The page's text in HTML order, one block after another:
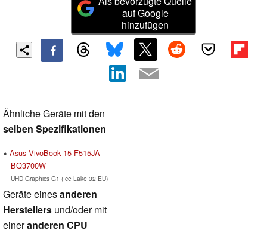
auf Google
hinzufügen
Ähnliche Geräte mit den
selben Spezifikationen
Asus VivoBook 15 F515JA-
BQ3700W
UHD Graphics G1 (Ice Lake 32 EU)
Geräte einesanderen
Herstellers und/oder mit
eineranderen CPU